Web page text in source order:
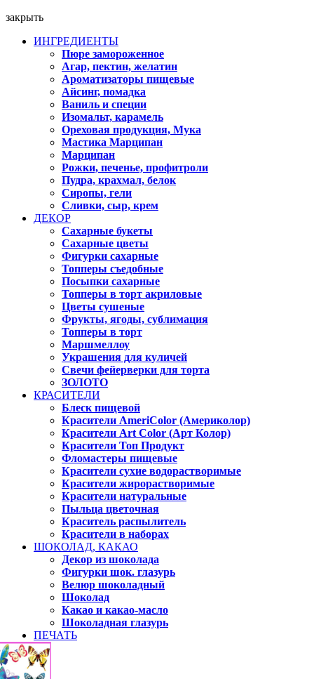
закрыть
ИНГРЕДИЕНТЫ
Пюре замороженное
Агар, пектин, желатин
Ароматизаторы пищевые
Айсинг, помадка
Ваниль и специи
Изомальт, карамель
Ореховая продукция, Мука
Мастика Марципан
Марципан
Рожки, печенье, профитроли
Пудра, крахмал, белок
Сиропы, гели
Сливки, сыр, крем
ДЕКОР
Сахарные букеты
Сахарные цветы
Фигурки сахарные
Топперы съедобные
Посыпки сахарные
Топперы в торт акриловые
Цветы сушеные
Фрукты, ягоды, сублимация
Топперы в торт
Маршмеллоу
Украшения для куличей
Свечи фейерверки для торта
ЗОЛОТО
КРАСИТЕЛИ
Блеск пищевой
Красители AmeriColor (Америколор)
Красители Art Color (Арт Колор)
Красители Топ Продукт
Фломастеры пищевые
Красители сухие водорастворимые
Красители жирорастворимые
Красители натуральные
Пыльца цветочная
Краситель распылитель
Красители в наборах
ШОКОЛАД, КАКАО
Декор из шоколада
Фигурки шок. глазурь
Велюр шоколадный
Шоколад
Какао и какао-масло
Шоколадная глазурь
ПЕЧАТЬ